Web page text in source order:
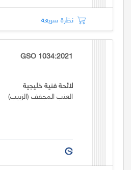
نظرة سريعة
GSO 1034:2021
لائحة فنية خليجية
العنب المجفف (الزبيب)